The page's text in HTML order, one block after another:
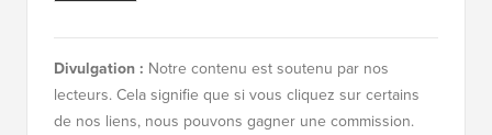
Divulgation : Notre contenu est soutenu par nos
lecteurs. Cela signifie que si vous cliquez sur certains
de nos liens, nous pouvons gagner une commission.